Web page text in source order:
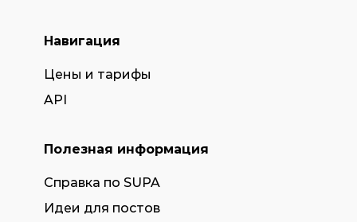
Навигация
Цены и тарифы
API
Полезная информация
Справка по SUPA
Идеи для постов